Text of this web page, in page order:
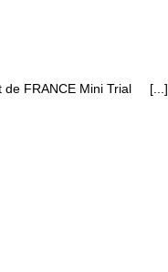
de FRANCE Mini Trial [...]